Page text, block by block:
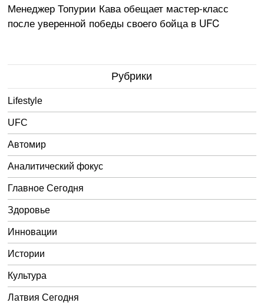
Менеджер Топурии Кава обещает мастер-класс
после уверенной победы своего бойца в UFC
Рубрики
Lifestyle
UFC
Автомир
Аналитический фокус
Главное Сегодня
Здоровье
Инновации
Истории
Культура
Латвия Сегодня